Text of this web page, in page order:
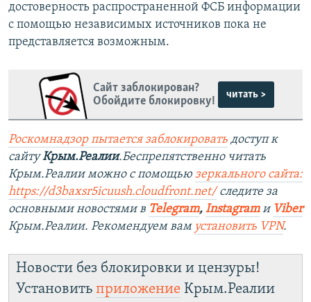
достоверность распространенной ФСБ информации
с помощью независимых источников пока не
представляется возможным.
Сайт заблокирован?
Обойдите блокировку!
читать >
Роскомнадзор пытается заблокировать доступ к
сайтуКрым.Реалии.Беспрепятственно читать
Крым.Реалии можно с помощью зеркального сайта:
https://d3baxsr5icuush.cloudfront.net/следите за
основными новостями в Telegram, Instagramи Viber
Крым.Реалии. Рекомендуем вам установить VPN.
Новости без блокировки и цензуры!
Установить приложение Крым.Реалии